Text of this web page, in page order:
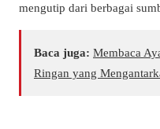
mengutip dari berbagai
Baca juga: Membaca
Ringan yang